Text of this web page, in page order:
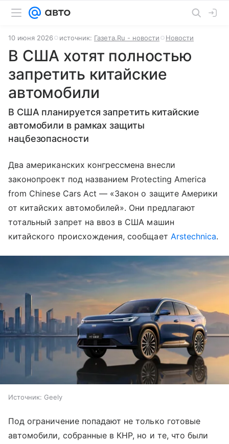
10 июня 2026 источник: Газета.Ru - новости Новости
В США хотят полностью
запретить китайские
автомобили
В США планируется запретить китайские
автомобили в рамках защиты
нацбезопасности
Два американских конгрессмена внесли
законопроект под названием Protecting America
from Chinese Cars Act — «Закон о защите Америки
от китайских автомобилей». Они предлагают
тотальный запрет на ввоз в США машин
китайского происхождения, сообщает Arstechnica.
Источник: Geely
Под ограничение попадают не только готовые
автомобили, собранные в КНР, но и те, что были